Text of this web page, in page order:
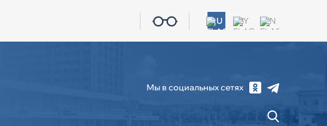
RU BY EN
Мы в социальных сетях